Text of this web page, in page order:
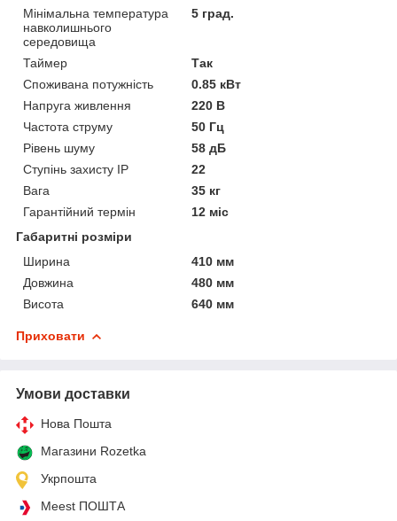
Мінімальна температура
навколишнього
середовища
5 град.
Таймер
Так
Споживана потужність
0.85 кВт
Напруга живлення
220 В
Частота струму
50 Гц
Рівень шуму
58 дБ
Ступінь захисту IP
22
Вага
35 кг
Гарантійний термін
12 міс
Габаритні розміри
Ширина
410 мм
Довжина
480 мм
Висота
640 мм
Приховати
Умови доставки
Нова Пошта
Магазини Rozetka
Укрпошта
Meest ПОШТА